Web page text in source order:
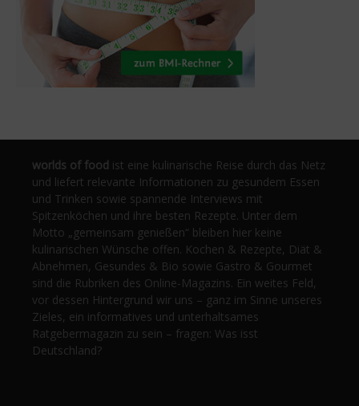
worlds of food ist eine kulinarische Reise durch das Netz
und liefert relevante Informationen zu gesundem Essen
und Trinken sowie spannende Interviews mit
Spitzenköchen und ihre besten Rezepte. Unter dem
Motto „gemeinsam genießen“ bleiben hier keine
kulinarischen Wünsche offen. Kochen & Rezepte, Diät &
Abnehmen, Gesundes & Bio sowie Gastro & Gourmet
sind die Rubriken des Online-Magazins. Ein weites Feld,
vor dessen Hintergrund wir uns – ganz im Sinne unseres
Zieles, ein informatives und unterhaltsames
Ratgebermagazin zu sein – fragen: Was isst
Deutschland?